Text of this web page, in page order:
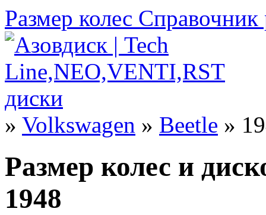
Размер колес Справочник
» Volkswagen » Beetle »
Размер колес и
1948